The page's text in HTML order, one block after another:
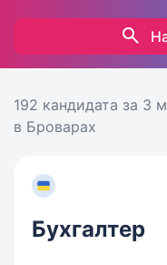
192 кандидата за 3
в Броварах
Бухгалтер